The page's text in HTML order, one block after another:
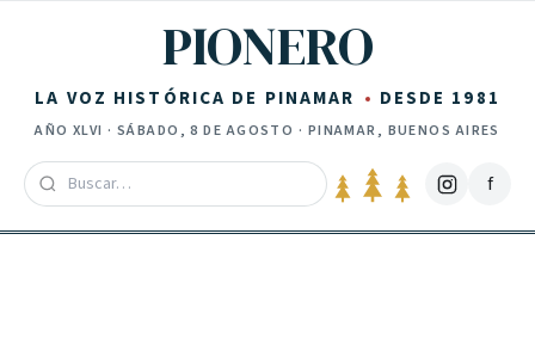
PIONERO
LA VOZ HISTÓRICA DE PINAMAR DESDE 1981
AÑO XLVI · SÁBADO, 8 DE AGOSTO · PINAMAR, BUENOS AIRES
f